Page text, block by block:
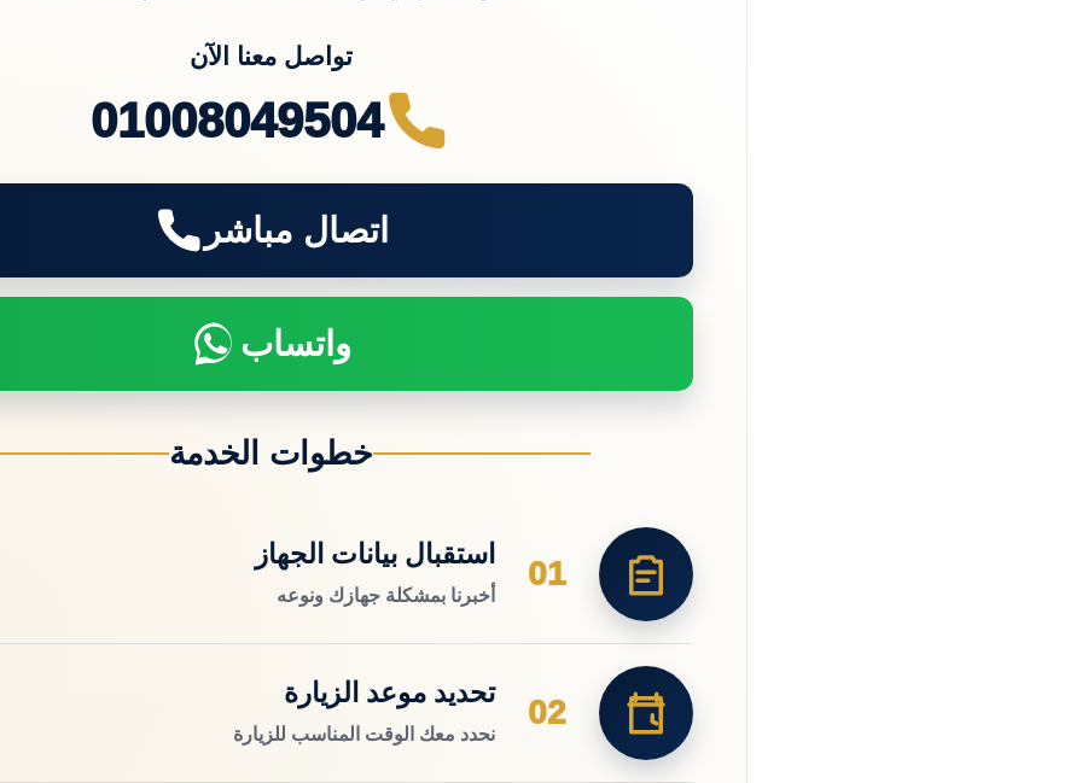
تواصل معنا الآن
01008049504
اتصال مباشر
واتساب
خطوات الخدمة
01
استقبال بيانات الجهاز
أخبرنا بمشكلة جهازك ونوعه
02
تحديد موعد الزيارة
نحدد معك الوقت المناسب للزيارة